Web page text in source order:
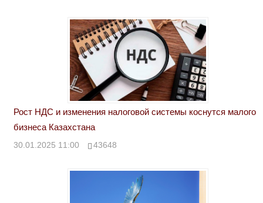
Рост НДС и изменения налоговой системы коснутся малого
бизнеса Казахстана
30.01.2025 11:00 43648